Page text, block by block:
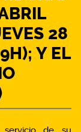
28
Y EL